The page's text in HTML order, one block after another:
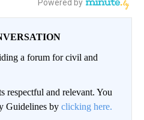
a forum for civil and
respectful and relevant. You
Guidelines by clicking here.